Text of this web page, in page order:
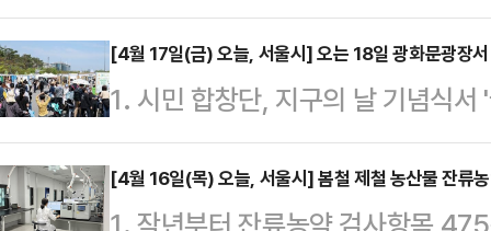
일 '제45회 장애인의 날'을 맞아 서
무료로 운행한다고 밝혔다.장애인
인으로서 장애의 정도가 심한 장애
약은 모바일 앱과 서울시설공단 누
시(티머니 온다)는 기존대로 유료
[4월 17일(금) 오늘, 서울시] 오는 18일 광화문광장
1. 시민 합창단, 지구의 날 기념식
시와 녹색서울시민위원회는 지구
광장에서 폐기물 감량을 주제로
[4월 16일(목) 오늘, 서울시] 봄철 제철 농산물 잔